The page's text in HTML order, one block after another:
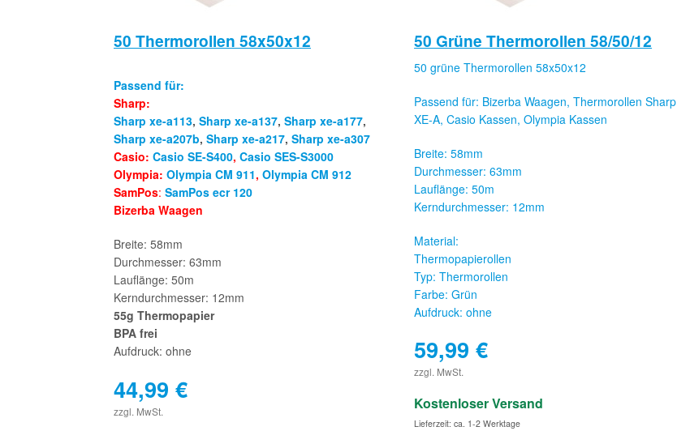
50 Thermorollen 58x50x12
Passend für:
Sharp:
Sharp xe-a113,Sharp xe-a137,Sharp xe-a177,
Sharp xe-a207b, Sharp xe-a217,Sharp xe-a307
Casio:Casio SE-S400,Casio SES-S3000
Olympia:Olympia CM 911,Olympia CM 912
SamPos:SamPos ecr 120
Bizerba Waagen
Breite: 58mm
Durchmesser: 63mm
Lauflänge: 50m
Kerndurchmesser: 12mm
55g Thermopapier
BPA frei
Aufdruck: ohne
44,99€
zzgl. MwSt.
50 Grüne Thermorollen 58/50/12
50 grüne Thermorollen 58x50x12
Passend für: Bizerba Waagen, Thermorollen Sharp
XE-A, Casio Kassen, Olympia Kassen
Breite: 58mm
Durchmesser: 63mm
Lauflänge: 50m
Kerndurchmesser: 12mm
Material:
Thermopapierollen
Typ: Thermorollen
Farbe: Grün
Aufdruck: ohne
59,99€
zzgl. MwSt.
Kostenloser Versand
Lieferzeit: ca. 1-2 Werktage